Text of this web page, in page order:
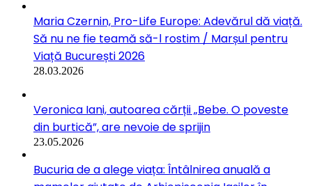
Maria Czernin, Pro-Life Europe: Adevărul dă viață.
Să nu ne fie teamă să-l rostim / Marșul pentru
Viață București 2026
28.03.2026
Veronica Iani, autoarea cărții „Bebe. O poveste
din burtică”, are nevoie de sprijin
23.05.2026
Bucuria de a alege viața: Întâlnirea anuală a